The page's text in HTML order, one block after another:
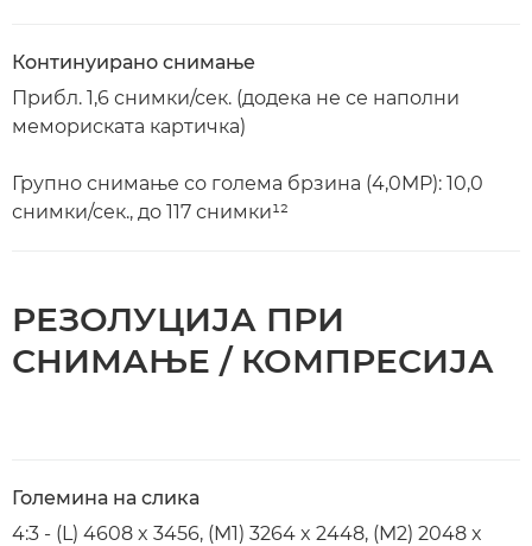
Континуирано снимање
Прибл. 1,6 снимки/сек. (додека не се наполни
мемориската картичка)
Групно снимање со голема брзина (4,0MP): 10,0
снимки/сек., до 117 снимки¹²
РЕЗОЛУЦИЈА ПРИ
СНИМАЊЕ / КОМПРЕСИЈА
Големина на слика
4:3 - (L) 4608 x 3456, (M1) 3264 x 2448, (M2) 2048 x